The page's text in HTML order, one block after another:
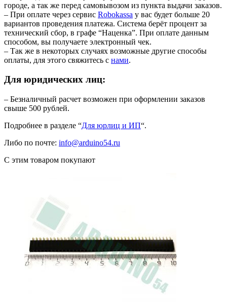
городе, а так же перед самовывозом из пункта выдачи заказов.
– При оплате через сервис Robokassa у вас будет больше 20
вариантов проведения платежа. Система берёт процент за
технический сбор, в графе “Наценка”. При оплате данным
способом, вы получаете электронный чек.
– Так же в некоторых случаях возможные другие способы
оплаты, для этого свяжитесь с нами.
Для юридических лиц:
– Безналичный расчет возможен при оформлении заказов
свыше 500 рублей.
Подробнее в разделе “Для юрлиц и ИП“.
Либо по почте: info@arduino54.ru
С этим товаром покупают